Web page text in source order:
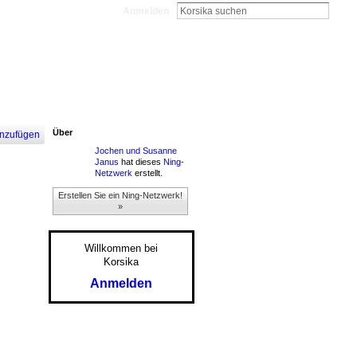
Über
Jochen und Susanne
Janus hat dieses Ning-
Netzwerk erstellt.
Erstellen Sie ein Ning-Netzwerk!
»
Willkommen bei
Korsika
Anmelden